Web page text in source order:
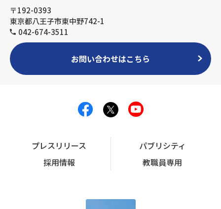
〒192-0393
東京都八王子市東中野742-1
042-674-3511
お問い合わせはこちら
プレスリリース
パブリシティ
採用情報
教職員専用